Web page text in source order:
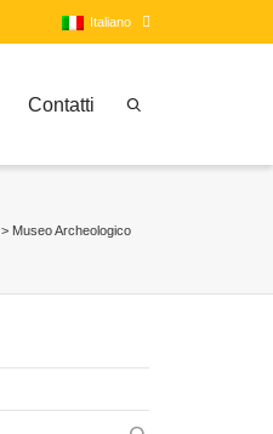
Italiano
Inglese
Contatti
> Museo Archeologico